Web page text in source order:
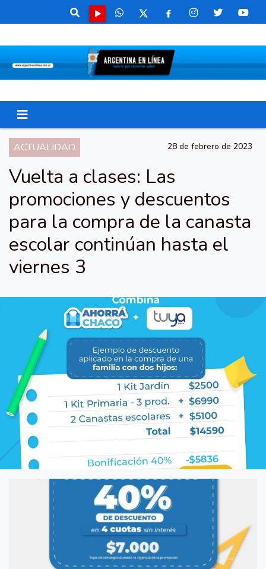
ACTUALIDAD 28 de febrero de 2023
Vuelta a clases: Las
promociones y descuentos
para la compra de la canasta
escolar continúan hasta el
viernes 3